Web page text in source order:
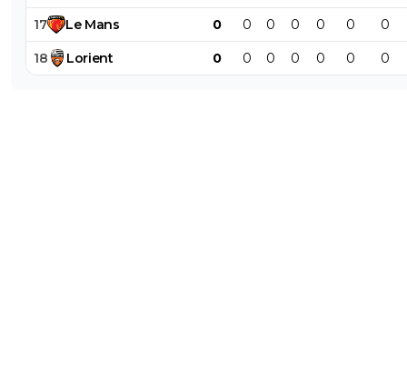
17 Le Mans 0 0 0 0 0 0 0
18 Lorient 0 0 0 0 0 0 0